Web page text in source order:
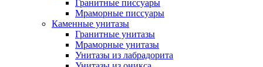
Гранитные писсуары
Мраморные писсуары
Каменные унитазы
Гранитные унитазы
Мраморные унитазы
Унитазы из лабрадорита